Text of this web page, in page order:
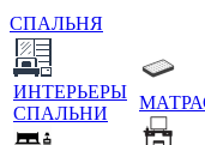
СПАЛЬНЯ
ИНТЕРЬЕРЫ
СПАЛЬНИ